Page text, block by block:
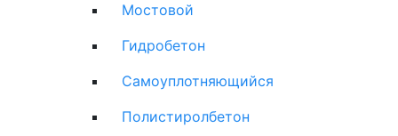
Мостовой
Гидробетон
Самоуплотняющийся
Полистиролбетон